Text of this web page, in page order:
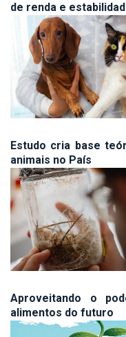
de renda e
Estudo cria base
animais no País
Aproveitando o
alimentos do futuro